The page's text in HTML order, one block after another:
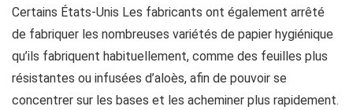
Certains États-Unis Les fabricants ont également arrêté
de fabriquer les nombreuses variétés de papier hygiénique
qu’ils fabriquent habituellement, comme des feuilles plus
résistantes ou infusées d’aloès, afin de pouvoir se
concentrer sur les bases et les acheminer plus rapidement.